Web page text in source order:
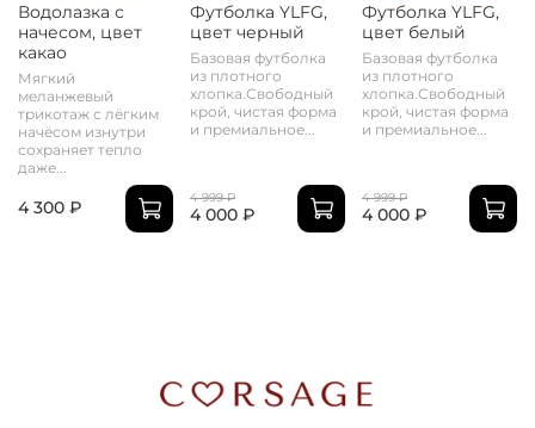
Водолазка с
начесом, цвет
какао
Мягкий
меланжевый
трикотаж с лёгким
начёсом изнутри
сохраняет тепло
даже...
4 300 ₽
Футболка YLFG,
цвет черный
Базовая футболка
из плотного
хлопка.Свободный
крой, чистая форма
и премиальное...
4 999 ₽
4 000 ₽
Футболка YLFG,
цвет белый
Базовая футболка
из плотного
хлопка.Свободный
крой, чистая форма
и премиальное...
4 999 ₽
4 000 ₽